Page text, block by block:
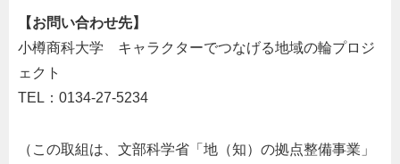
【お問い合わせ先】
小樽商科大学 キャラクターでつなげる地域の輪プロジ
ェクト
TEL：0134-27-5234
（この取組は、文部科学省「地（知）の拠点整備事業」